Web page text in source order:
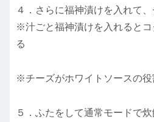
４．さらに福神漬けを入れて、
※汁ごと福神漬けを入れると
る
※チーズがホワイトソースの役
５．ふたをして通常モードで